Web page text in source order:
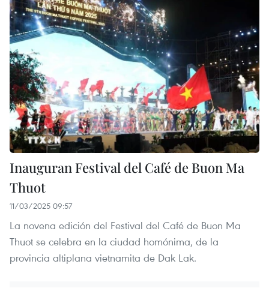
Inauguran Festival del Café de Buon Ma
Thuot
11/03/2025 09:57
La novena edición del Festival del Café de Buon Ma
Thuot se celebra en la ciudad homónima, de la
provincia altiplana vietnamita de Dak Lak.